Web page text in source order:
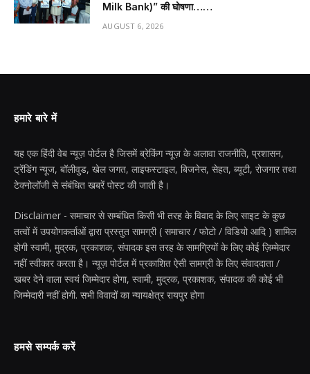
Milk Bank)” की घोषणा……
AUGUST 6, 2026
हमारे बारे में
यह एक हिंदी वेब न्यूज़ पोर्टल है जिसमें ब्रेकिंग न्यूज़ के अलावा राजनीति, प्रशासन,
ट्रेंडिंग न्यूज, बॉलीवुड, खेल जगत, लाइफस्टाइल, बिजनेस, सेहत, ब्यूटी, रोजगार तथा
टेक्नोलॉजी से संबंधित खबरें पोस्ट की जाती है।
Disclaimer - समाचार से सम्बंधित किसी भी तरह के विवाद के लिए साइट के कुछ
तत्वों में उपयोगकर्ताओं द्वारा प्रस्तुत सामग्री ( समाचार / फोटो / विडियो आदि ) शामिल
होगी स्वामी, मुद्रक, प्रकाशक, संपादक इस तरह के सामग्रियों के लिए कोई ज़िम्मेदार
नहीं स्वीकार करता है। न्यूज़ पोर्टल में प्रकाशित ऐसी सामग्री के लिए संवाददाता /
खबर देने वाला स्वयं जिम्मेदार होगा, स्वामी, मुद्रक, प्रकाशक, संपादक की कोई भी
जिम्मेदारी नहीं होगी. सभी विवादों का न्यायक्षेत्र रायपुर होगा
हमसे सम्पर्क करें